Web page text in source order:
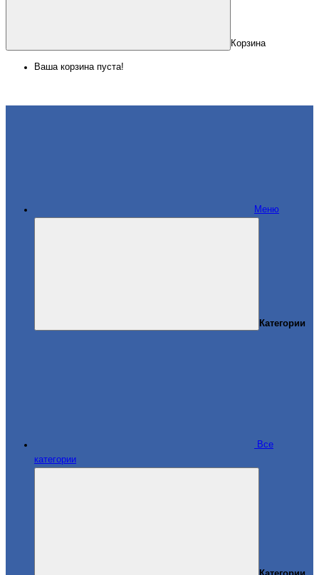
Корзина
Ваша корзина пуста!
Меню
Категории
Все
категории